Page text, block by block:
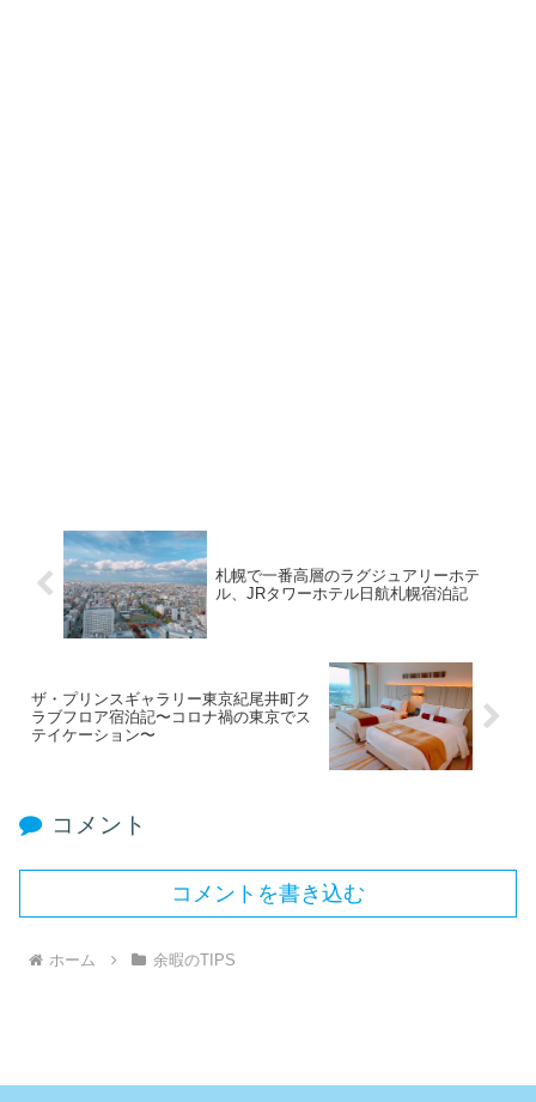
札幌で一番高層のラグジュアリーホテ
ル、JRタワーホテル日航札幌宿泊記
ザ・プリンスギャラリー東京紀尾井町ク
ラブフロア宿泊記〜コロナ禍の東京でス
テイケーション〜
コメント
コメントを書き込む
ホーム 余暇のTIPS